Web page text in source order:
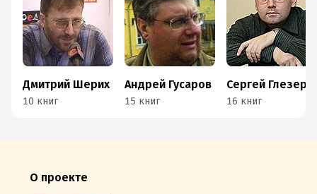
Дмитрий Шерих
10 книг
Андрей Гусаров
15 книг 16 книг
О проекте